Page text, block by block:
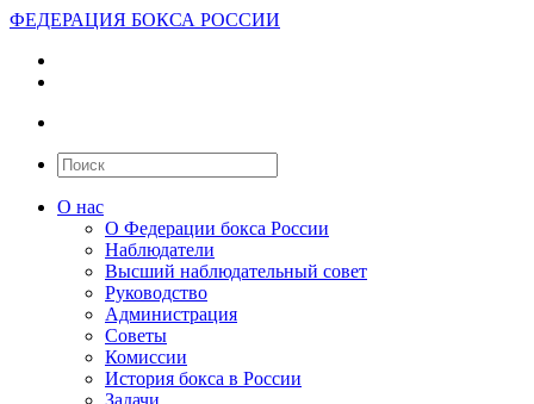
ФЕДЕРАЦИЯ БОКСА РОССИИ
О нас
О Федерации бокса России
Наблюдатели
Высший наблюдательный совет
Руководство
Администрация
Советы
Комиссии
История бокса в России
Задачи